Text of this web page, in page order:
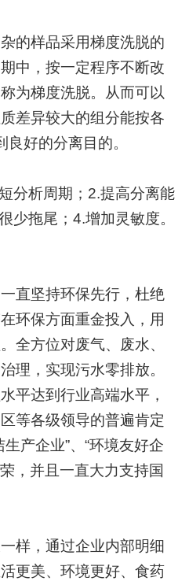
的样品采用梯度洗脱的
中，按一定程序不断改
为梯度洗脱。从而可以
差异较大的组分能按各
好的分离目的。
分析周期；2.提高分离能
少拖尾；4.增加灵敏度。
直坚持环保先行，杜绝
环保方面重金投入，用
全方位对废气、废水、
理，实现污水零排放。
平达到行业高端水平，
等各级领导的普遍肯定
产企业”、“环境友好企
，并且一直大力支持国
样，通过企业内部明细
更美、环境更好、食药